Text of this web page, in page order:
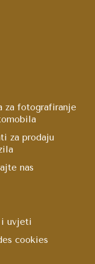
za fotografiranje
za prodaju
nas
i uvjeti
cookies